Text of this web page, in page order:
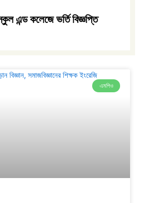
এন্ড কলেজে ভর্তি বিজ্ঞপ্তি
এমপিও